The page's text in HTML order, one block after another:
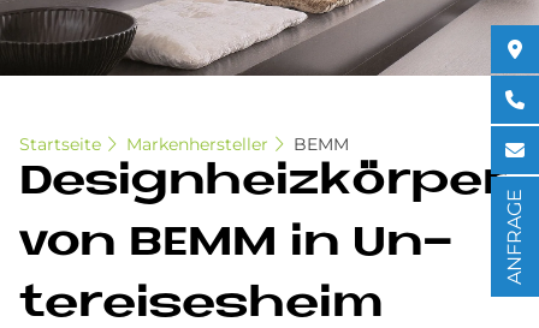
Startseite Markenhersteller BEMM
De­sign­heiz­kör­per
von BEMM in Un­
ter­eises­heim
ANFRAGE